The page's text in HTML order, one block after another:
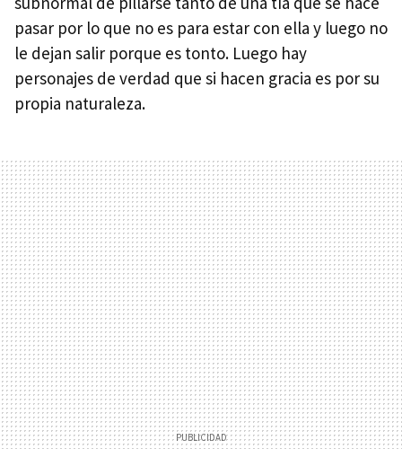
pasar por lo que no es para estar con ella y luego no
le dejan salir porque es tonto. Luego hay
personajes de verdad que si hacen gracia es por su
propia naturaleza.